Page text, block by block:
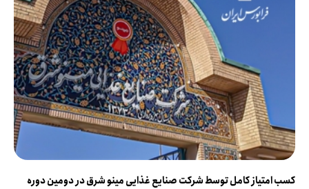
کسب امتیاز کامل توسط شرکت صنایع غذایی مینو شرق در دومین دوره